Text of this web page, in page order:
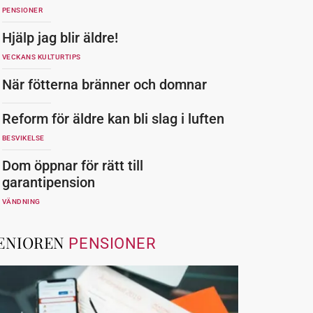
PENSIONER
Hjälp jag blir äldre!
VECKANS KULTURTIPS
När fötterna bränner och domnar
Reform för äldre kan bli slag i luften
BESVIKELSE
Dom öppnar för rätt till
garantipension
VÄNDNING
PENSIONER